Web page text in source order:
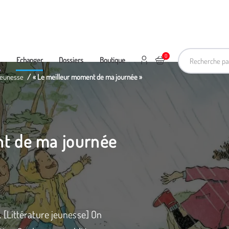
Recherche
Echanger Dossiers Boutique 0
Ajouter au panier
Mon compte
« Le meilleur moment de ma journée »
de ma journée
jeunesse] On